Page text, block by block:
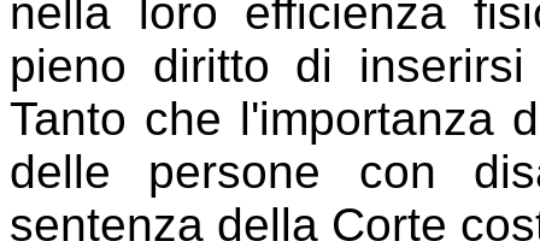
nella loro efficienza
pieno diritto di
Tanto che l'importanza
delle persone con
sentenza della Corte